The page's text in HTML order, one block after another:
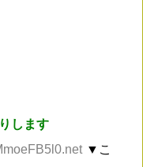
します
▼こ